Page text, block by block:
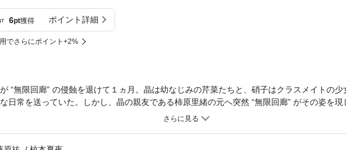
6pt獲得 ポイント詳細
でさらにポイント+2%
“無限回廊” の侵蝕を退けて１ヵ月。晶は幼なじみの芹菜たちと、硝子はクラスメイトの
日常を送っていた。しかし、晶の親友である柿原里緒の元へ突然 “無限回廊” がその姿を現
を非日常へと駆り立てる。“目覚まし時計” 速見殊子、“アンノウン” 佐伯ネアをも巻き込み、